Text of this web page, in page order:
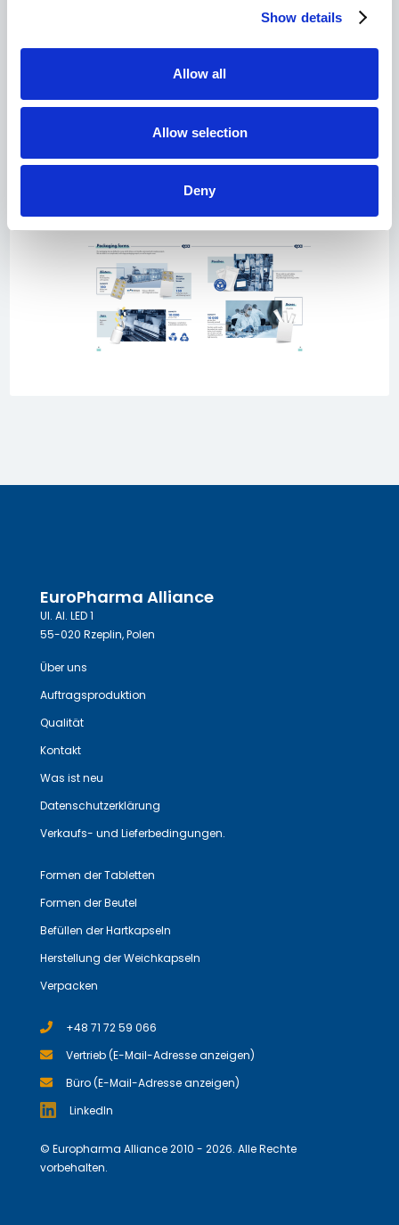
Show details
Allow all
Allow selection
Deny
Katalog herunterladen
und unserepreisangebot
Laden Sie den Europharma 2026-Katalog
Holen Sie sich das Preisangebot
Beispielseiten:
EuroPharma Alliance
Ul. Al. LED 1
55-020 Rzeplin, Polen
Über uns
Auftragsproduktion
Qualität
Kontakt
Was ist neu
Datenschutzerklärung
Verkaufs- und Lieferbedingungen.
Formen der Tabletten
Formen der Beutel
Befüllen der Hartkapseln
Herstellung der Weichkapseln
Verpacken
+48 71 72 59 066
Vertrieb (E-Mail-Adresse anzeigen)
Büro (E-Mail-Adresse anzeigen)
LinkedIn
© Europharma Alliance 2010 - 2026. Alle Rechte
vorbehalten.